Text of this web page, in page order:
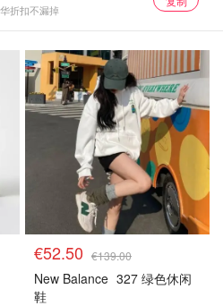
折扣不漏掉
€52.50 €139.00
New Balance 327 绿色休闲
鞋